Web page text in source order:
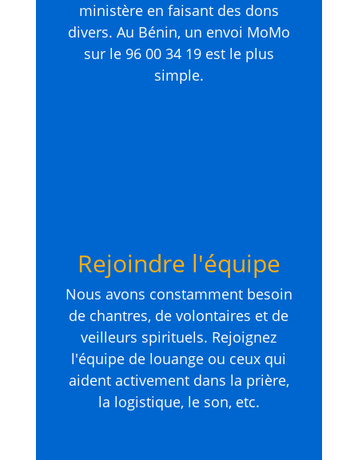
ministère en faisant des dons
divers. Au Bénin, un envoi MoMo
sur le 96 00 34 19 est le plus
simple.
Rejoindre l'équipe
Nous avons constamment besoin
de chantres, de volontaires et de
veilleurs spirituels. Rejoignez
l'équipe de louange ou ceux qui
aident activement dans la prière,
la logistique, le son, etc.